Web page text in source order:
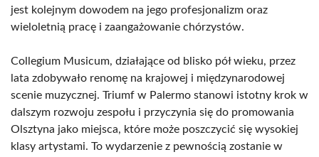
jest kolejnym dowodem na jego profesjonalizm oraz
wieloletnią pracę i zaangażowanie chórzystów.
Collegium Musicum, działające od blisko pół wieku, przez
lata zdobywało renomę na krajowej i międzynarodowej
scenie muzycznej. Triumf w Palermo stanowi istotny krok w
dalszym rozwoju zespołu i przyczynia się do promowania
Olsztyna jako miejsca, które może poszczycić się wysokiej
klasy artystami. To wydarzenie z pewnością zostanie w